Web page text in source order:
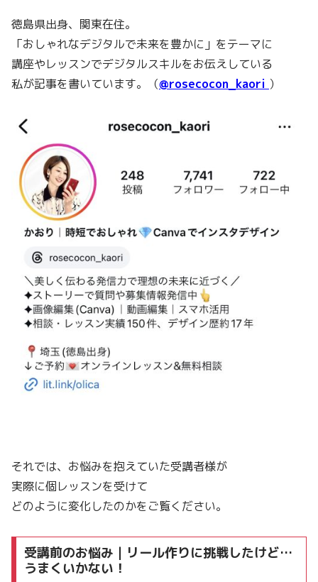
徳島県出身、関東在住。
「おしゃれなデジタルで未来を豊かに」をテーマに
講座やレッスンでデジタルスキルをお伝えしている
私が記事を書いています。（@rosecocon_kaori ）
それでは、お悩みを抱えていた受講者様が
実際に個レッスンを受けて
どのように変化したのかをご覧ください。
受講前のお悩み｜リール作りに挑戦したけど…
うまくいかない！